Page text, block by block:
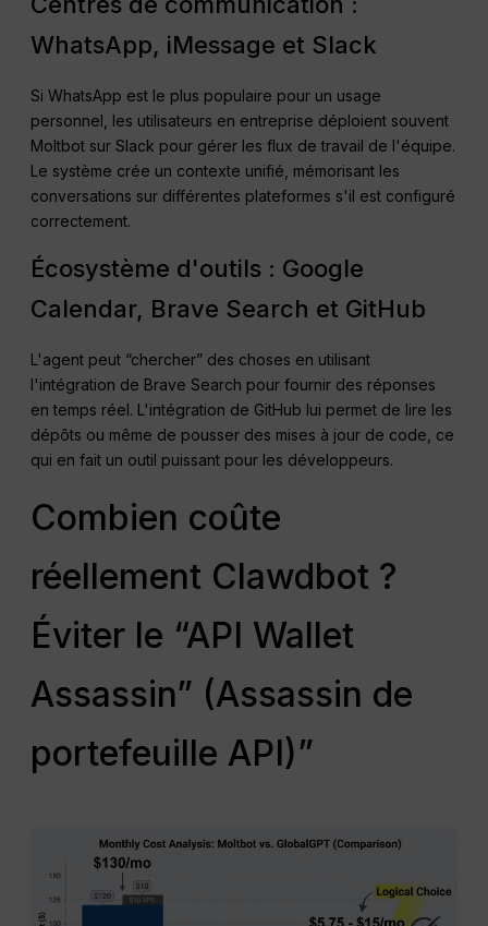
WhatsApp, iMessage et Slack
Si WhatsApp est le plus populaire pour un usage
personnel, les utilisateurs en entreprise déploient souvent
Moltbot sur Slack pour gérer les flux de travail de l'équipe.
Le système crée un contexte unifié, mémorisant les
conversations sur différentes plateformes s'il est configuré
correctement.
Écosystème d'outils : Google
Calendar, Brave Search et GitHub
L'agent peut “chercher” des choses en utilisant
l'intégration de Brave Search pour fournir des réponses
en temps réel. L'intégration de GitHub lui permet de lire les
dépôts ou même de pousser des mises à jour de code, ce
qui en fait un outil puissant pour les développeurs.
Combien coûte
réellement Clawdbot ?
Éviter le “API Wallet
Assassin” (Assassin de
portefeuille API)”